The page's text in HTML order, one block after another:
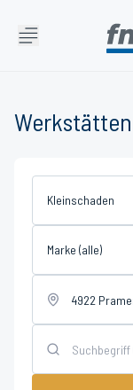
Kleinschaden
Marke (alle)